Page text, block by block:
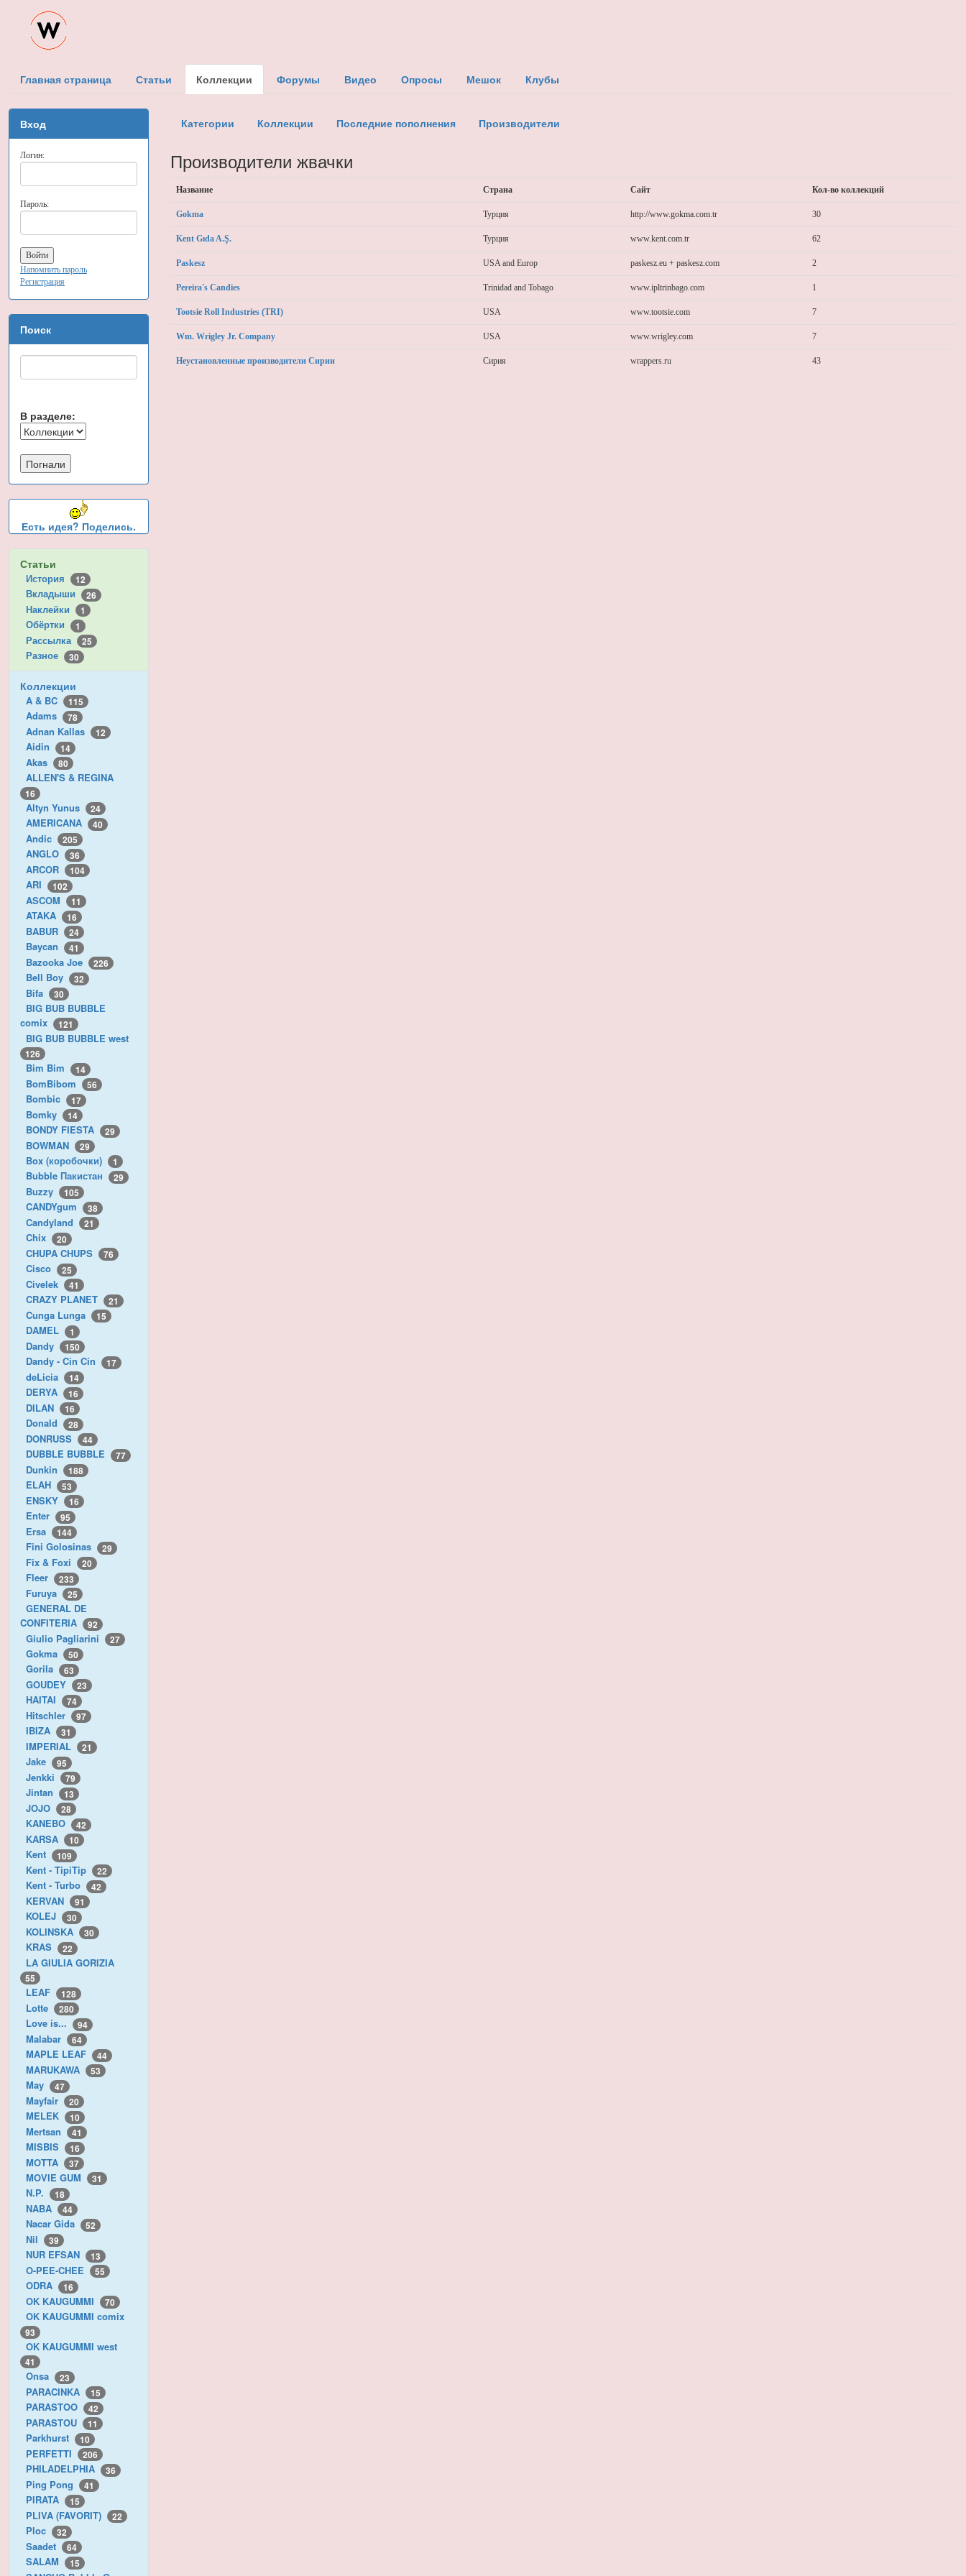
Главная страница Статьи Коллекции Форумы Видео Опросы Мешок Клубы
Вход
Логин:
Пароль:
Напомнить пароль
Регистрация
Поиск
В разделе:
Есть идея? Поделись.
Статьи
История 12
Вкладыши 26
Наклейки 1
Обёртки 1
Рассылка 25
Разное 30
Коллекции
A & BC 115
Adams 78
Adnan Kallas 12
Aidin 14
Akas 80
ALLEN'S & REGINA
16
Altyn Yunus 24
AMERICANA 40
Andic 205
ANGLO 36
ARCOR 104
ARI 102
ASCOM 11
ATAKA 16
BABUR 24
Baycan 41
Bazooka Joe 226
Bell Boy 32
Bifa 30
BIG BUB BUBBLE
comix
121
BIG BUB BUBBLE west
126
Bim Bim 14
BomBibom 56
Bombic 17
Bomky 14
BONDY FIESTA 29
BOWMAN 29
Box (коробочки) 1
Bubble Пакистан 29
Buzzy 105
CANDYgum 38
Candyland 21
Chix 20
CHUPA CHUPS 76
Cisco 25
Civelek 41
CRAZY PLANET 21
Cunga Lunga 15
DAMEL 1
Dandy 150
Dandy - Cin Cin 17
deLicia 14
DERYA 16
DILAN 16
Donald 28
DONRUSS 44
DUBBLE BUBBLE 77
Dunkin 188
ELAH 53
ENSKY 16
Enter 95
Ersa 144
Fini Golosinas 29
Fix & Foxi 20
Fleer 233
Furuya 25
GENERAL DE
CONFITERIA
92
Giulio Pagliarini 27
Gokma 50
Gorila 63
GOUDEY 23
HAITAI 74
Hitschler 97
IBIZA 31
IMPERIAL 21
Jake 95
Jenkki 79
Jintan 13
JOJO 28
KANEBO 42
KARSA 10
Kent 109
Kent - TipiTip 22
Kent - Turbo 42
KERVAN 91
KOLEJ 30
KOLINSKA 30
KRAS 22
LA GIULIA GORIZIA
55
LEAF 128
Lotte 280
Love is... 94
Malabar 64
MAPLE LEAF 44
MARUKAWA 53
May 47
Mayfair 20
MELEK 10
Mertsan 41
MISBIS 16
MOTTA 37
MOVIE GUM 31
N.P. 18
NABA 44
Nacar Gida 52
Nil 39
NUR EFSAN 13
O-PEE-CHEE 55
ODRA 16
OK KAUGUMMI 70
OK KAUGUMMI comix
93
OK KAUGUMMI west
41
Onsa 23
PARACINKA 15
PARASTOO 42
PARASTOU 11
Parkhurst 10
PERFETTI 206
PHILADELPHIA 36
Ping Pong 41
PIRATA 15
PLIVA (FAVORIT) 22
Ploc 32
Saadet 64
SALAM 15
Категории Коллекции Последние пополнения Производители
Производители жвачки
Название Страна Сайт Кол-во коллекций
Gokma Турция http://www.gokma.com.tr 30
Kent Gıda A.Ş. Турция www.kent.com.tr 62
Paskesz USA and Europ paskesz.eu + paskesz.com 2
Pereira's Candies Trinidad and Tobago www.ipltrinbago.com 1
Tootsie Roll Industries (TRI) USA www.tootsie.com 7
Wm. Wrigley Jr. Company USA www.wrigley.com 7
Неустановленные производители Сирии Сирия wrappers.ru 43